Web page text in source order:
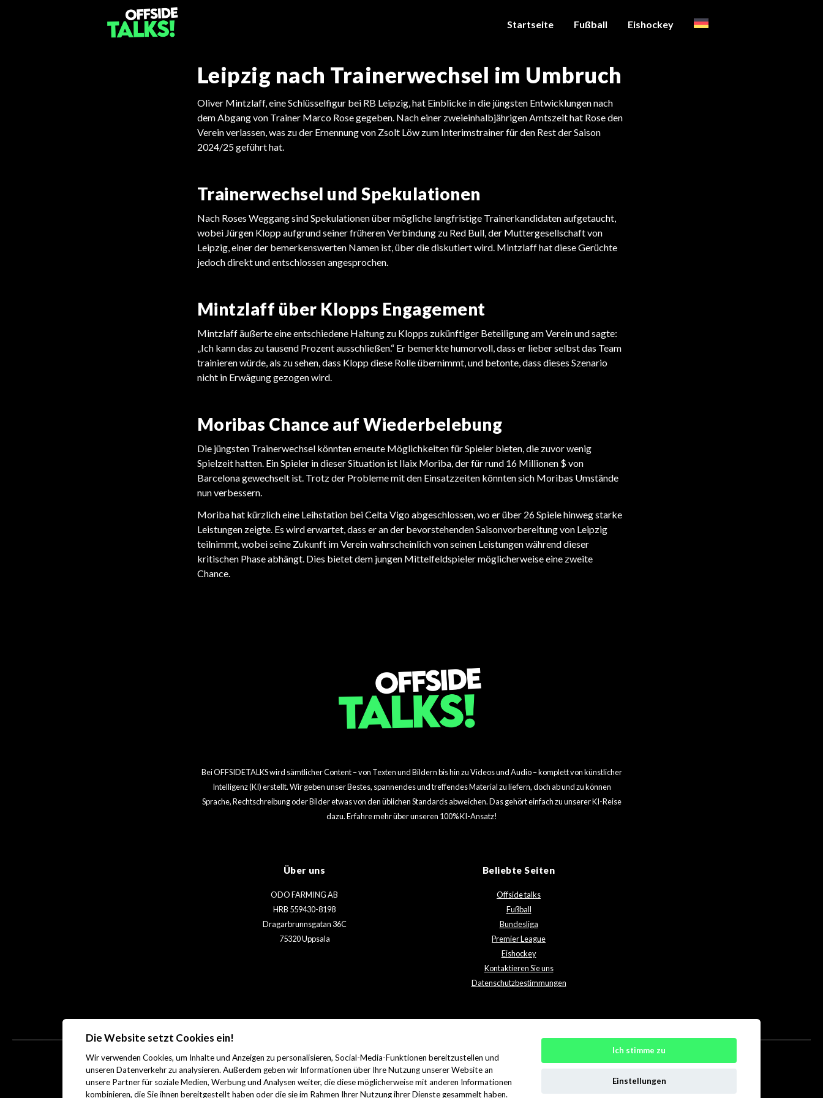
Startseite Fußball Eishockey
Leipzig nach Trainerwechsel im Umbruch
Oliver Mintzlaff, eine Schlüsselfigur bei RB Leipzig, hat Einblicke in die jüngsten Entwicklungen nach
dem Abgang von Trainer Marco Rose gegeben. Nach einer zweieinhalbjährigen Amtszeit hat Rose den
Verein verlassen, was zu der Ernennung von Zsolt Löw zum Interimstrainer für den Rest der Saison
2024/25 geführt hat.
Trainerwechsel und Spekulationen
Nach Roses Weggang sind Spekulationen über mögliche langfristige Trainerkandidaten aufgetaucht,
wobei Jürgen Klopp aufgrund seiner früheren Verbindung zu Red Bull, der Muttergesellschaft von
Leipzig, einer der bemerkenswerten Namen ist, über die diskutiert wird. Mintzlaff hat diese Gerüchte
jedoch direkt und entschlossen angesprochen.
Mintzlaff über Klopps Engagement
Mintzlaff äußerte eine entschiedene Haltung zu Klopps zukünftiger Beteiligung am Verein und sagte:
„Ich kann das zu tausend Prozent ausschließen.“ Er bemerkte humorvoll, dass er lieber selbst das Team
trainieren würde, als zu sehen, dass Klopp diese Rolle übernimmt, und betonte, dass dieses Szenario
nicht in Erwägung gezogen wird.
Moribas Chance auf Wiederbelebung
Die jüngsten Trainerwechsel könnten erneute Möglichkeiten für Spieler bieten, die zuvor wenig
Spielzeit hatten. Ein Spieler in dieser Situation ist Ilaix Moriba, der für rund 16 Millionen $ von
Barcelona gewechselt ist. Trotz der Probleme mit den Einsatzzeiten könnten sich Moribas Umstände
nun verbessern.
Moriba hat kürzlich eine Leihstation bei Celta Vigo abgeschlossen, wo er über 26 Spiele hinweg starke
Leistungen zeigte. Es wird erwartet, dass er an der bevorstehenden Saisonvorbereitung von Leipzig
teilnimmt, wobei seine Zukunft im Verein wahrscheinlich von seinen Leistungen während dieser
kritischen Phase abhängt. Dies bietet dem jungen Mittelfeldspieler möglicherweise eine zweite
Chance.
Bei OFFSIDETALKS wird sämtlicher Content – von Texten und Bildern bis hin zu Videos und Audio – komplett von künstlicher
Intelligenz (KI) erstellt. Wir geben unser Bestes, spannendes und treffendes Material zu liefern, doch ab und zu können
Sprache, Rechtschreibung oder Bilder etwas von den üblichen Standards abweichen. Das gehört einfach zu unserer KI-Reise
dazu. Erfahre mehr über unseren 100% KI-Ansatz!
Über uns
ODO FARMING AB
HRB 559430-8198
Dragarbrunnsgatan 36C
75320 Uppsala
Beliebte Seiten
Offside talks
Fußball
Bundesliga
Premier League
Eishockey
Kontaktieren Sie uns
Datenschutzbestimmungen
© 2026 Offsidetalks.com. All rights reserved.
Englisch Schwedisch Niederländisch
Die Website setzt Cookies ein!
Wir verwendenCookies, um Inhalte und Anzeigen zu personalisieren, Social-Media-Funktionen bereitzustellen und
unseren Datenverkehr zu analysieren. Außerdem geben wir Informationen über Ihre Nutzung unserer Website an
unsere Partner für soziale Medien, Werbung und Analysen weiter, die diese möglicherweise mit anderen Informationen
kombinieren, die Sie ihnen bereitgestellt haben oder die sie im Rahmen Ihrer Nutzung ihrer Dienste gesammelt haben.
Ich stimme zu
Einstellungen